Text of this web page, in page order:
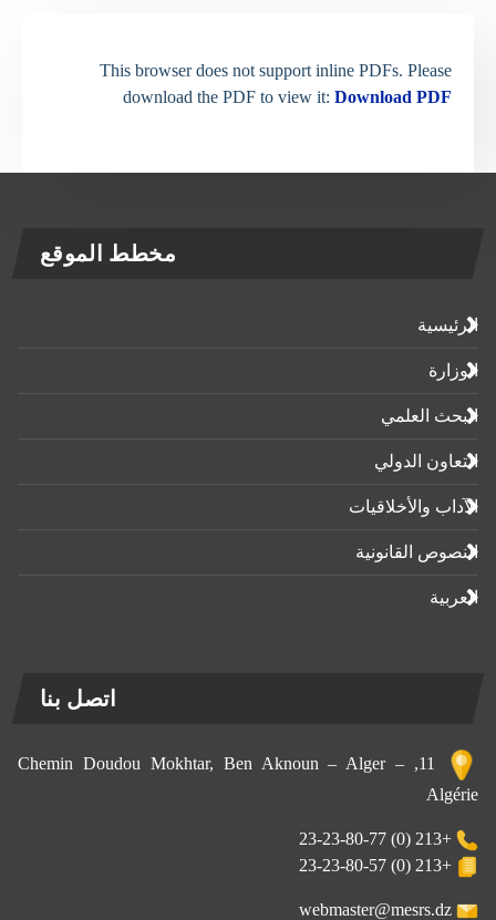
This browser does not support inline PDFs. Please
download the PDF to view it:Download PDF
مخطط الموقع
الرئيسية
الوزارة
البحث العلمي
التعاون الدولي
الآداب واﻷخلاقيات
النصوص القانونية
العربية
اتصل بنا
11, Chemin Doudou Mokhtar, Ben Aknoun – Alger –
Algérie
+213 (0) 23-23-80-77
+213 (0) 23-23-80-57
webmaster@mesrs.dz